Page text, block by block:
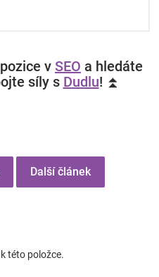
v SEO a hledáte
síly s Dudlu! ⏫
Další článek
této položce.